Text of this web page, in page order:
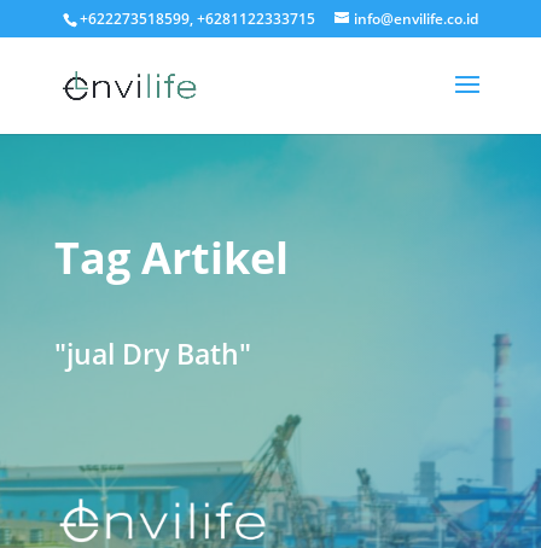
+622273518599, +6281122333715 info@envilife.co.id
Tag Artikel
"jual Dry Bath"